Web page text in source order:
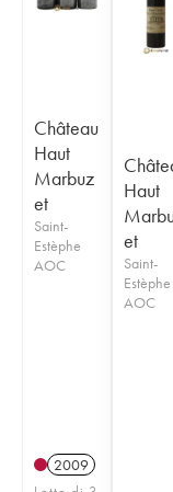
Château
Haut
Marbuz
et
Saint-
Estèphe
AOC
2009
Haut
et
Saint-
Estèphe
AOC